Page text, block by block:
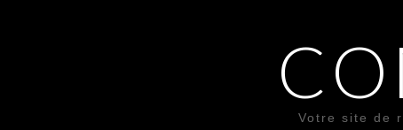
Votre site de